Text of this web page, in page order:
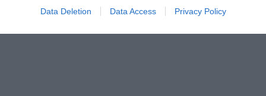
Data Deletion Data Access Privacy Policy